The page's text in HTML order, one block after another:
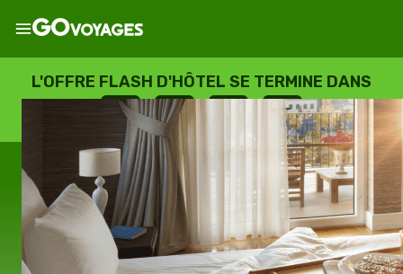
L'OFFRE FLASH D'HÔTEL SE TERMINE DANS
--
JOURS
: --
HEURES
: --
SECONDES